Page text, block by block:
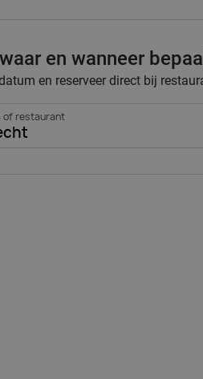
en wanneer
en reserveer direct bij
of restaurant